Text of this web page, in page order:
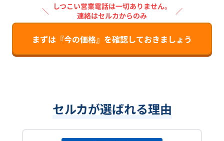
＼
しつこい営業電話は一切ありません。
連絡はセルカからのみ
／
まずは『今の価格』を確認しておきましょう
セルカが選ばれる理由